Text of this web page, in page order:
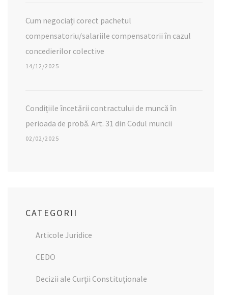
Cum negociați corect pachetul
compensatoriu/salariile compensatorii în cazul
concedierilor colective
14/12/2025
Condițiile încetării contractului de muncă în
perioada de probă. Art. 31 din Codul muncii
02/02/2025
CATEGORII
Articole Juridice
CEDO
Decizii ale Curții Constituționale